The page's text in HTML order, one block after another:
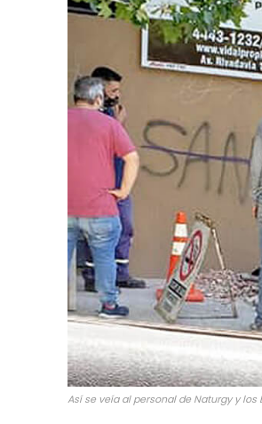
Así se veía al personal de Naturgy y